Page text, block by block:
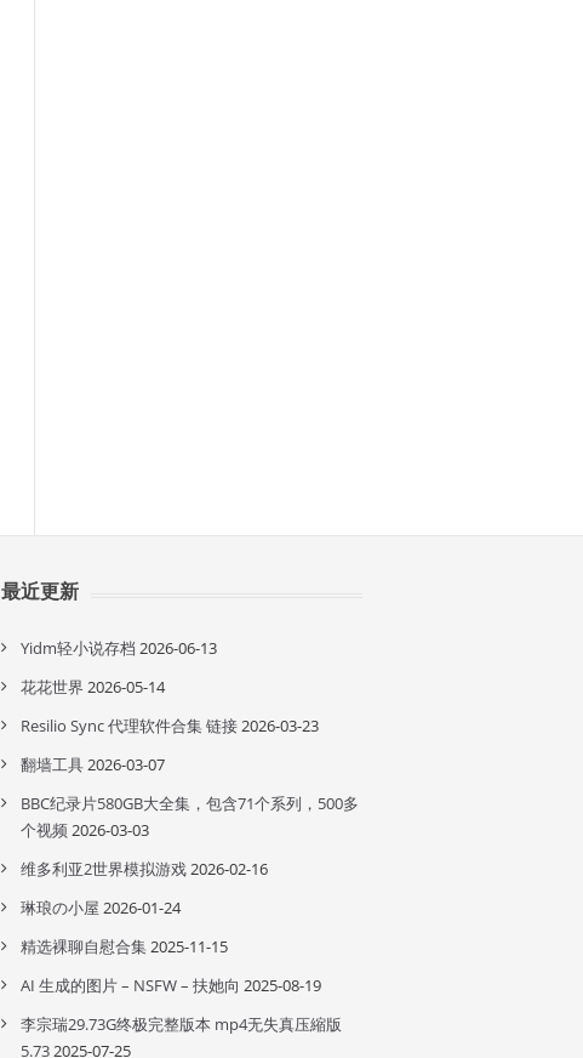
最近更新
Yidm轻小说存档 2026-06-13
花花世界 2026-05-14
Resilio Sync 代理软件合集 链接2026-03-23
翻墙工具2026-03-07
BBC纪录片580GB大全集，包含71个系列，500多
个视频2026-03-03
维多利亚2世界模拟游戏2026-02-16
琳琅の小屋 2026-01-24
精选裸聊自慰合集2025-11-15
AI 生成的图片 – NSFW – 扶她向 2025-08-19
李宗瑞29.73G终极完整版本 mp4无失真压縮版
5.732025-07-25